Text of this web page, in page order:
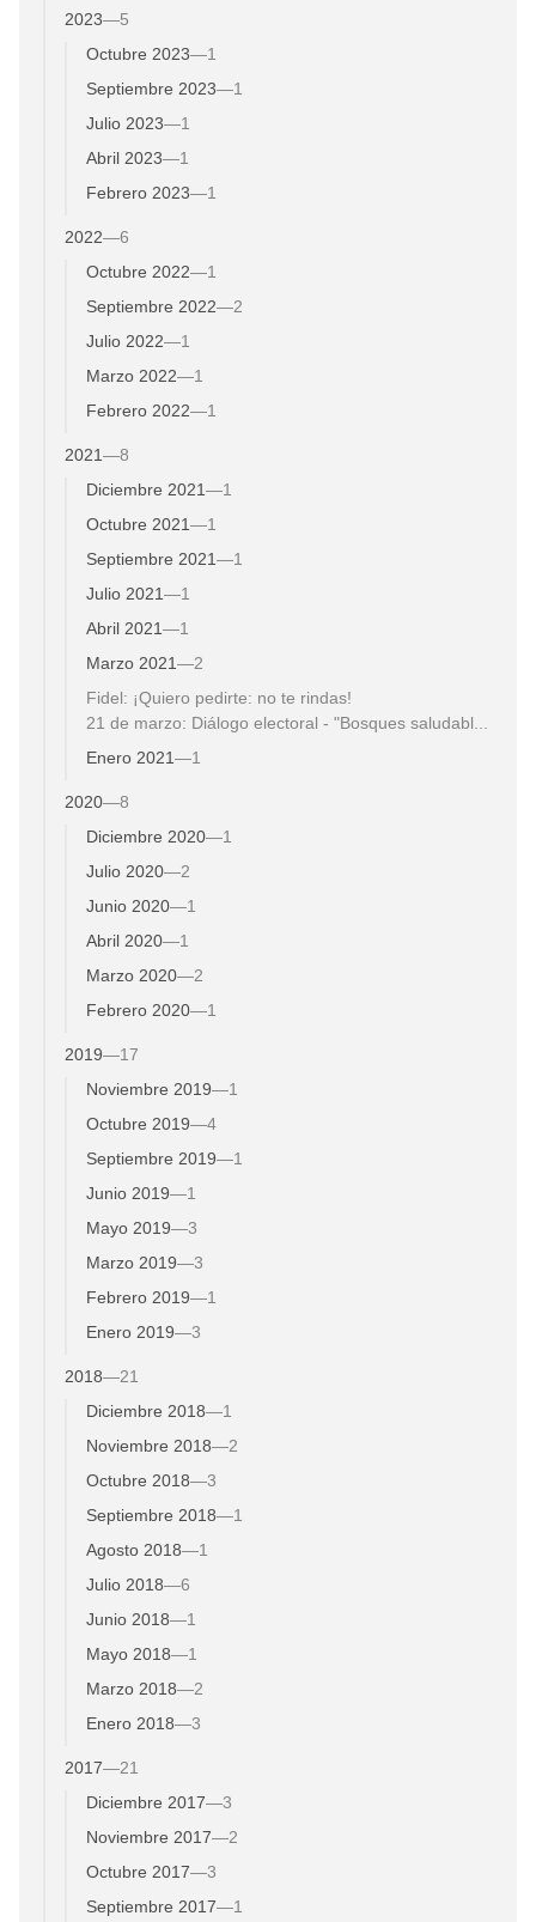
2023—5
Octubre 2023—1
Septiembre 2023—1
Julio 2023—1
Abril 2023—1
Febrero 2023—1
2022—6
Octubre 2022—1
Septiembre 2022—2
Julio 2022—1
Marzo 2022—1
Febrero 2022—1
2021—8
Diciembre 2021—1
Octubre 2021—1
Septiembre 2021—1
Julio 2021—1
Abril 2021—1
Marzo 2021—2
Fidel: ¡Quiero pedirte: no te rindas!
21 de marzo: Diálogo electoral - "Bosques saludabl...
Enero 2021—1
2020—8
Diciembre 2020—1
Julio 2020—2
Junio 2020—1
Abril 2020—1
Marzo 2020—2
Febrero 2020—1
2019—17
Noviembre 2019—1
Octubre 2019—4
Septiembre 2019—1
Junio 2019—1
Mayo 2019—3
Marzo 2019—3
Febrero 2019—1
Enero 2019—3
2018—21
Diciembre 2018—1
Noviembre 2018—2
Octubre 2018—3
Septiembre 2018—1
Agosto 2018—1
Julio 2018—6
Junio 2018—1
Mayo 2018—1
Marzo 2018—2
Enero 2018—3
2017—21
Diciembre 2017—3
Noviembre 2017—2
Octubre 2017—3
Septiembre 2017—1